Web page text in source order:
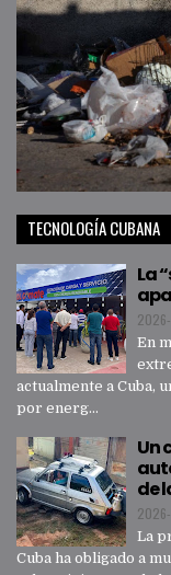
TECNOLOGÍA CUBANA
La
En
actualmente a Cuba,
por energ...
Un
de
La
Cuba ha obligado a